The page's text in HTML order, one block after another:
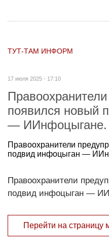
ТУТ-ТАМ ИНФОРМ
17 июля 2025 - 17:10
появился новый
— ИИнфоцыгане.
Правоохранители
подвид инфоцыган —
Правоохранители
подвид инфоцыган —
Перейти на страницу